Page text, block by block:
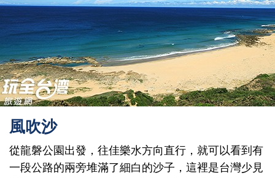
風吹沙
從龍磐公園出發，往佳樂水方向直行，就可以看到有
一段公路的兩旁堆滿了細白的沙子，這裡是台灣少見